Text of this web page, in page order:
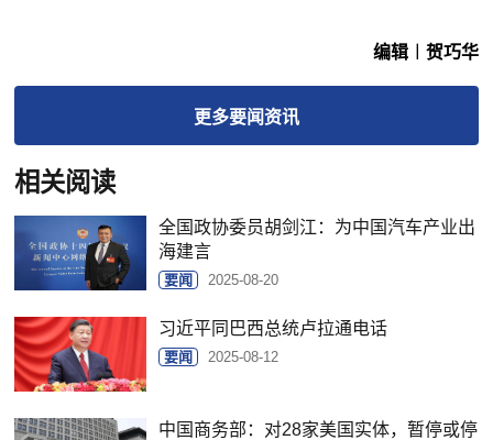
编辑︱贺巧华
更多要闻资讯
相关阅读
全国政协委员胡剑江：为中国汽车产业出
海建言
要闻 2025-08-20
习近平同巴西总统卢拉通电话
要闻 2025-08-12
中国商务部：对28家美国实体，暂停或停